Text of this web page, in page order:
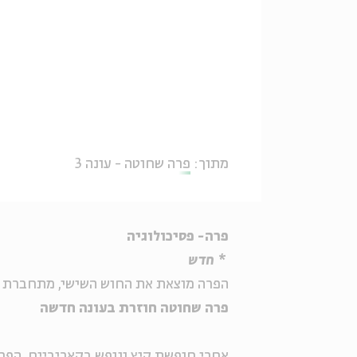
מתוך: פרה שחוטה - עונה 3
פרה- פסיכולוגיה
* חדש
הפרה מוצאת את החוש השישי, מתחברת
פרה שחוטה חוזרת בעונה חדשה